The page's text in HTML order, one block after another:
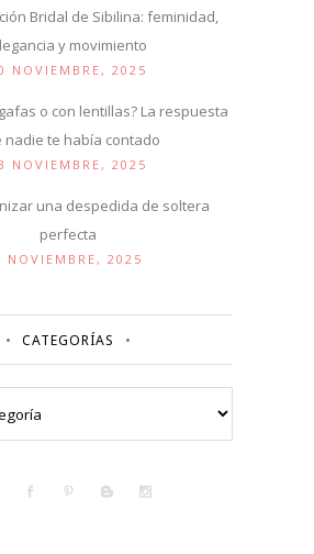
Bridal de Sibilina: feminidad,
y movimiento
NOVIEMBRE, 2025
o con lentillas? La respuesta
nadie te había contado
NOVIEMBRE, 2025
una despedida de soltera
perfecta
NOVIEMBRE, 2025
CATEGORÍAS